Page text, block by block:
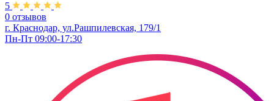
5
0 отзывов
г. Краснодар, ул.Рашпилевская, 179/1
Пн-Пт 09:00-17:30